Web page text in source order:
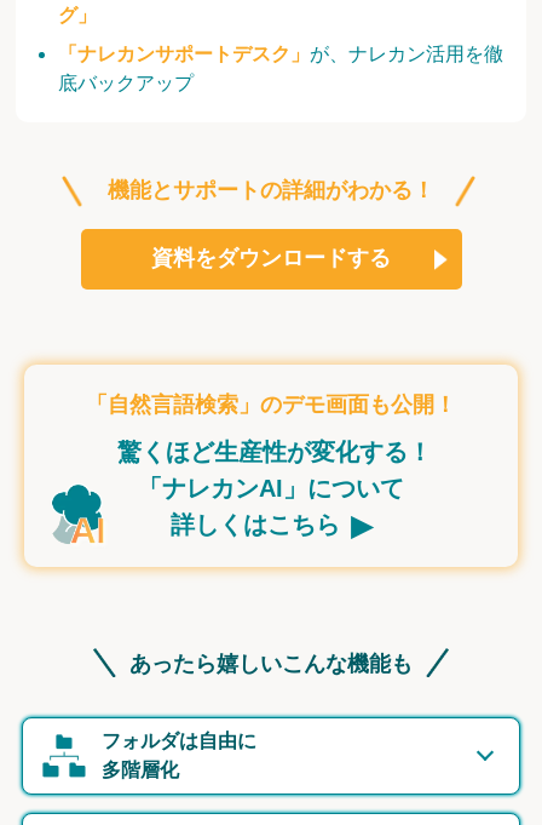
グ」
「ナレカンサポートデスク」 が、ナレカン活用を徹
底バックアップ
機能とサポートの詳細がわかる！
資料をダウンロードする
「自然言語検索」のデモ画面も公開！
驚くほど生産性が変化する！
「ナレカンAI」について
詳しくはこちら ▸
あったら嬉しいこんな機能も
フォルダは自由に
多階層化